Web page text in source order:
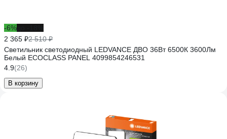
-6%
2 365 ₽2 510 ₽
Светильник светодиодный LEDVANCE ДВО 36Вт 6500К 3600Лм
Белый ECOCLASS PANEL 4099854246531
4.9(26)
В корзину